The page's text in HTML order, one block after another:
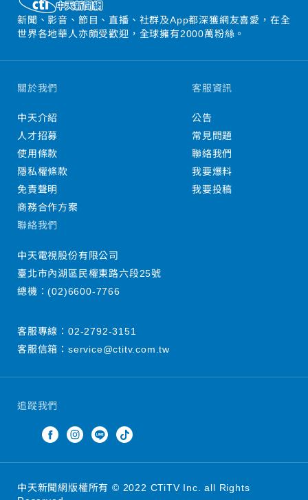
新聞、影音、節目、直播、社群及App都深獲網友喜愛，在全
世界各地華人亦頗受歡迎，全球擁有2000萬粉絲。
追蹤我們
關於我們
中天介紹
人才招募
使用條款
隱私權條款
免責聲明
商務合作方案
客服資訊
公告
常見問題
聯絡我們
我要爆料
我要投稿
聯絡我們
中天電視股份有限公司
臺北市內湖區民權東路六段25號
總機：(02)6600-7766
客服專線： 02-2792-3151
客服信箱： service@ctitv.com.tw
中天新聞網版權所有 © 2022 CTiTV Inc. all Rights